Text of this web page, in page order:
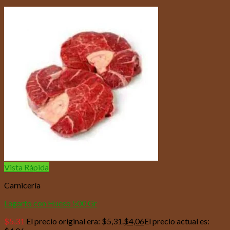
Vista Rápida
Carnicería
Lagarto con Hueso 500 Gr
$5,31 El precio original era: $5,31.$4,06El precio actual es: